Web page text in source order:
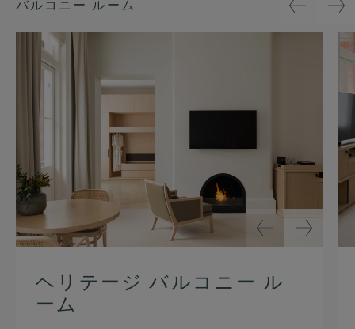
バルコニー ルーム
ヘリテージ バルコニー ル
ーム